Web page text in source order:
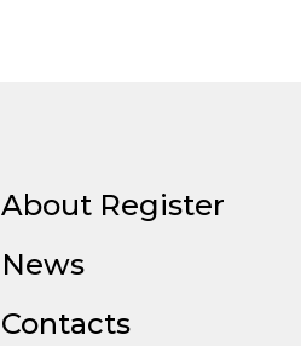
About Register
News
Contacts